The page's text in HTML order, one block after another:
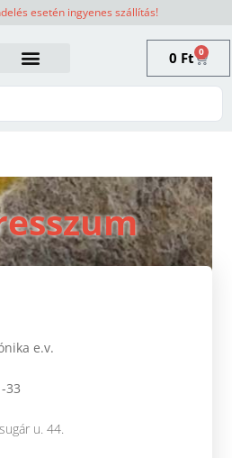
esetén ingyenes szállítás!
0 Ft 0
e.v.
33
u. 44.